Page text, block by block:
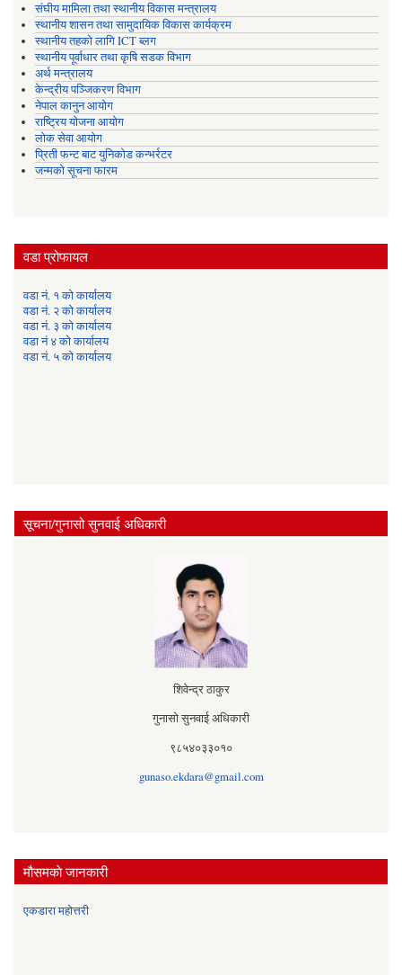
संघीय मामिला तथा स्थानीय विकास मन्त्रालय
स्थानीय शासन तथा सामुदायिक विकास कार्यक्रम
स्थानीय तहको लागि ICT ब्लग
स्थानीय पूर्वाधार तथा कृषि सडक विभाग
अर्थ मन्त्रालय
केन्द्रीय पञ्जिकरण विभाग
नेपाल कानुन आयोग
राष्ट्रिय योजना आयोग
लोक सेवा आयोग
प्रिती फन्ट बाट युनिकोड कन्भर्रटर
जन्मको सूचना फारम
वडा प्रोफायल
वडा नं. १ को कार्यालय
वडा नं. २ को कार्यालय
वडा नं. ३ को कार्यालय
वडा नं ४ को कार्यालय
वडा नं. ५ को कार्यालय
सूचना/गुनासो सुनवाई अधिकारी
शिवेन्द्र ठाकुर
गुनासो सुनवाई अधिकारी
९८५४०३३०१०
gunaso.ekdara@gmail.com
मौसमकाे जानकारी
एकडारा महोत्तरी